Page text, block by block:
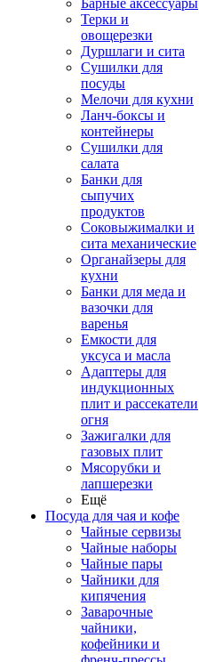
Барные аксессуары
Терки и
овощерезки
Дуршлаги и сита
Сушилки для
посуды
Мелочи для кухни
Ланч-боксы и
контейнеры
Сушилки для
салата
Банки для
сыпучих
продуктов
Соковыжималки и
сита механические
Органайзеры для
кухни
Банки для меда и
вазочки для
варенья
Емкости для
уксуса и масла
Адаптеры для
индукционных
плит и рассекатели
огня
Зажигалки для
газовых плит
Мясорубки и
лапшерезки
Ещё
Посуда для чая и кофе
Чайные сервизы
Чайные наборы
Чайные пары
Чайники для
кипячения
Заварочные
чайники,
кофейники и